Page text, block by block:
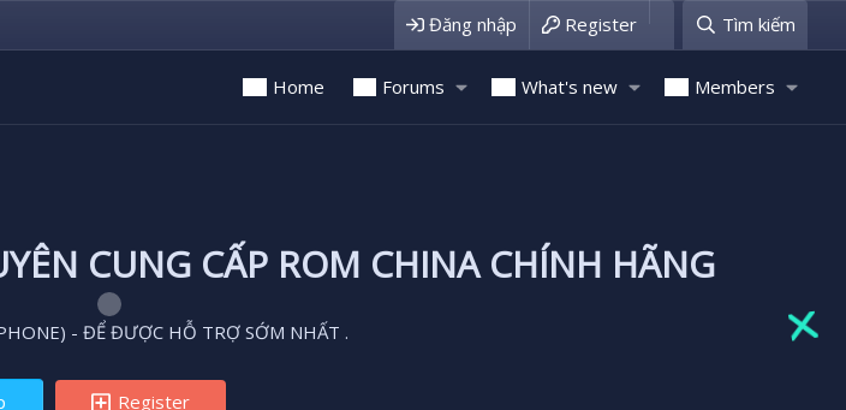
Đăng nhập Register Tìm kiếm
Home Forums What's new Members
CUNG CẤP ROM CHINA CHÍNH HÃNG
- ĐỂ ĐƯỢC HỖ TRỢ SỚM NHẤT .
Register